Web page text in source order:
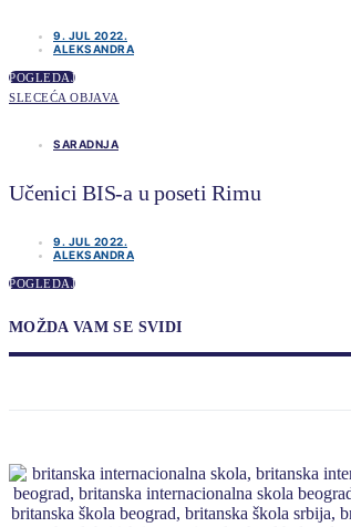
9. JUL 2022.
ALEKSANDRA
POGLEDAJ
SLECEĆA OBJAVA
SARADNJA
Učenici BIS-a u poseti Rimu
9. JUL 2022.
ALEKSANDRA
POGLEDAJ
MOŽDA VAM SE SVIDI